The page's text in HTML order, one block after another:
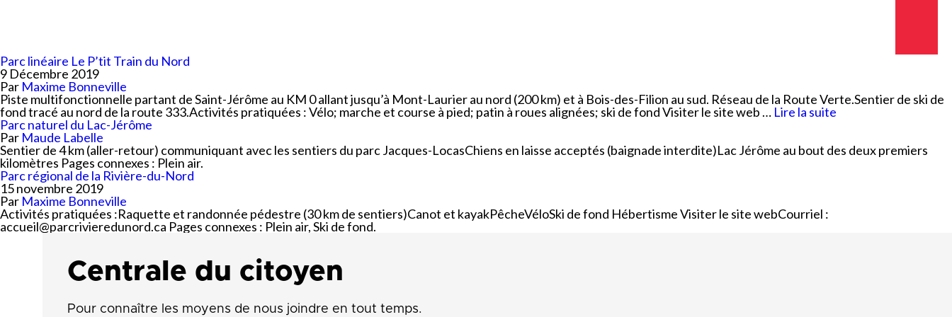
Taxes et évaluation
Transport collectif
Ventes-débarras
Services aux organismes
Zones inondables
Taxes et
évaluation
Taxes et
évaluation
Taxes et
évaluation
Parc linéaire Le P’tit Train du Nord
9 Décembre 2019
Par Maxime Bonneville
Piste multifonctionnelle partant de Saint-Jérôme au KM 0 allant jusqu’à Mont-Laurier au nord (200 km) et à Bois-des-Filion au sud. Réseau de la Route Verte.Sentier de ski de
fond tracé au nord de la route 333.Activités pratiquées : Vélo; marche et course à pied; patin à roues alignées; ski de fond Visiter le site web … Lire la suite
Parc naturel du Lac-Jérôme
Par Maude Labelle
Sentier de 4 km (aller-retour) communiquant avec les sentiers du parc Jacques-LocasChiens en laisse acceptés (baignade interdite)Lac Jérôme au bout des deux premiers
kilomètres Pages connexes : Plein air.
Parc régional de la Rivière-du-Nord
15 novembre 2019
Par Maxime Bonneville
Activités pratiquées :Raquette et randonnée pédestre (30 km de sentiers)Canot et kayakPêcheVéloSki de fond Hébertisme Visiter le site webCourriel :
accueil@parcrivieredunord.ca Pages connexes : Plein air, Ski de fond.
Centrale du citoyen
Pour connaître les moyens de nous joindre en tout temps.